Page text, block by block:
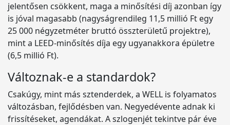
jelentősen csökkent, maga a minősítési díj azonban így
is jóval magasabb (nagyságrendileg 11,5 millió Ft egy
25 000 négyzetméter bruttó összterületű projektre),
mint a LEED-minősítés díja egy ugyanakkora épületre
(6,5 millió Ft).
Változnak-e a standardok?
Csakúgy, mint más sztenderdek, a WELL is folyamatos
változásban, fejlődésben van. Negyedévente adnak ki
frissítéseket, agendákat. A szlogenjét tekintve pár éve